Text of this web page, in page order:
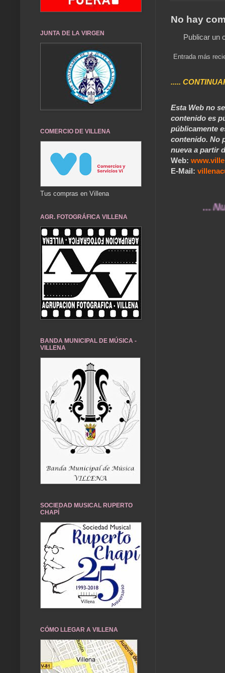
No hay
Publicar un
Entrada más
.....
Esta Web no
contenido es
públicamente
contenido. No
nueva a partir
Web:
E-Mail:
... Nuestros
JUNTA DE LA VIRGEN
COMERCIO DE VILLENA
Tus compras en Villena
AGR. FOTOGRÁFICA VILLENA
BANDA MUNICIPAL DE MÚSICA -
VILLENA
SOCIEDAD MUSICAL RUPERTO
CHAPÍ
CÓMO LLEGAR A VILLENA